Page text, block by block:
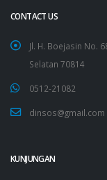
CONTACT US
Jl. H. Boejasin No.
Selatan 70814
0512-21082
dinsos@gmail.com
KUNJUNGAN